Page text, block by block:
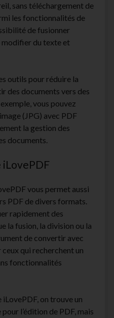
sans téléchargement de
les fonctionnalités de
de fusionner
modifier du texte et
outils pour réduire la
des documents vers des
vous pouvez
(JPG) avec PDF
la gestion des
documents.
iLovePDF
vous permet aussi
PDF de divers formats.
rapidement des
la fusion, la division ou la
de convertir avec
qui recherchent un
fonctionnalités
on trouve un
l’édition de PDF, mais